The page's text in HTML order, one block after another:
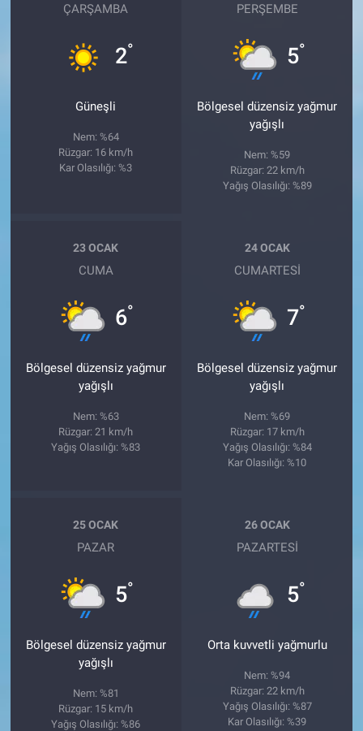
ÇARŞAMBA
2°
Güneşli
Nem: %64
Rüzgar: 16 km/h
Kar Olasılığı: %3
PERŞEMBE
5°
Bölgesel düzensiz yağmur
yağışlı
Nem: %59
Rüzgar: 22 km/h
Yağış Olasılığı: %89
23 OCAK
CUMA
6°
Bölgesel düzensiz yağmur
yağışlı
Nem: %63
Rüzgar: 21 km/h
Yağış Olasılığı: %83
24 OCAK
CUMARTESI
7°
Bölgesel düzensiz yağmur
yağışlı
Nem: %69
Rüzgar: 17 km/h
Yağış Olasılığı: %84
Kar Olasılığı: %10
25 OCAK
PAZAR
5°
Bölgesel düzensiz yağmur
yağışlı
Nem: %81
Rüzgar: 15 km/h
Yağış Olasılığı: %86
26 OCAK
PAZARTESI
5°
Orta kuvvetli yağmurlu
Nem: %94
Rüzgar: 22 km/h
Yağış Olasılığı: %87
Kar Olasılığı: %39